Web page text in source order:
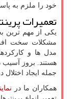
خود را ملزم به
تعمیرات
یکی از مهم ترین
مشکلات سخت
مدل ها و
هستند. بروز آسیب
جمله ایجاد
همکاران ما در